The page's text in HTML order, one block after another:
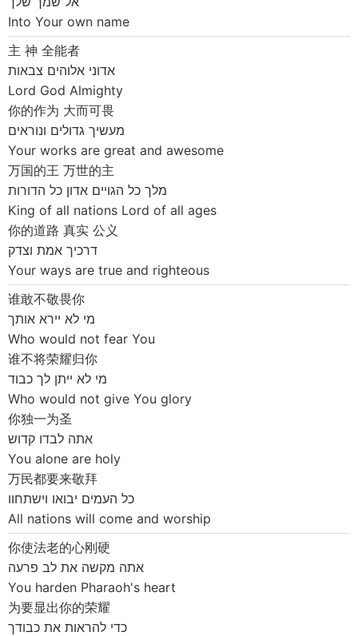
Into Your own name
主 神 全能者
אדוני אלוהים צבאות
Lord God Almighty
你的作为 大而可畏
מעשיך גדולים ונוראים
Your works are great and awesome
万国的王 万世的主
מלך כל הגויים אדון כל הדורות
King of all nations Lord of all ages
你的道路 真实 公义
דרכיך אמת וצדק
Your ways are true and righteous
谁敢不敬畏你
מי לא יירא אותך
Who would not fear You
谁不将荣耀归你
מי לא ייתן לך כבוד
Who would not give You glory
你独一为圣
אתה לבדו קדוש
You alone are holy
万民都要来敬拜
כל העמים יבואו וישתחוו
All nations will come and worship
你使法老的心刚硬
אתה מקשה את לב פרעה
You harden Pharaoh's heart
为要显出你的荣耀
כדי להראות את כבודך